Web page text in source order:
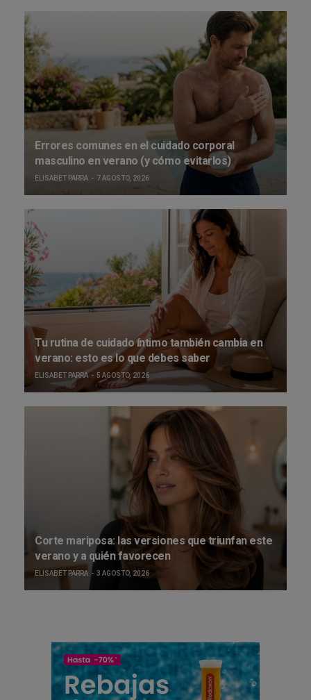
Errores comunes en el cuidado corporal
masculino en verano (y cómo evitarlos)
ELISABET PARRA 7 AGOSTO, 2026
Tu rutina de cuidado íntimo también cambia en
verano: esto es lo que debes saber
ELISABET PARRA 5 AGOSTO, 2026
Corte mariposa: las versiones que triunfan este
verano y a quién favorecen
ELISABET PARRA 3 AGOSTO, 2026